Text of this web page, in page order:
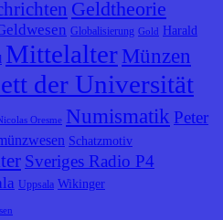
Geldtheorie
Globalisierung Gold Harald
Mittelalter Münzen
der Universität
Oresme Numismatik Peter
Schatzmotiv
Sveriges Radio P4
Uppsala Wikinger